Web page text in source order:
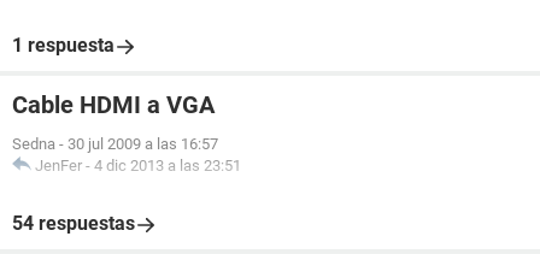
1 respuesta
Cable HDMI a VGA
Sedna - 30 jul 2009 a las 16:57
JenFer - 4 dic 2013 a las 23:51
54 respuestas